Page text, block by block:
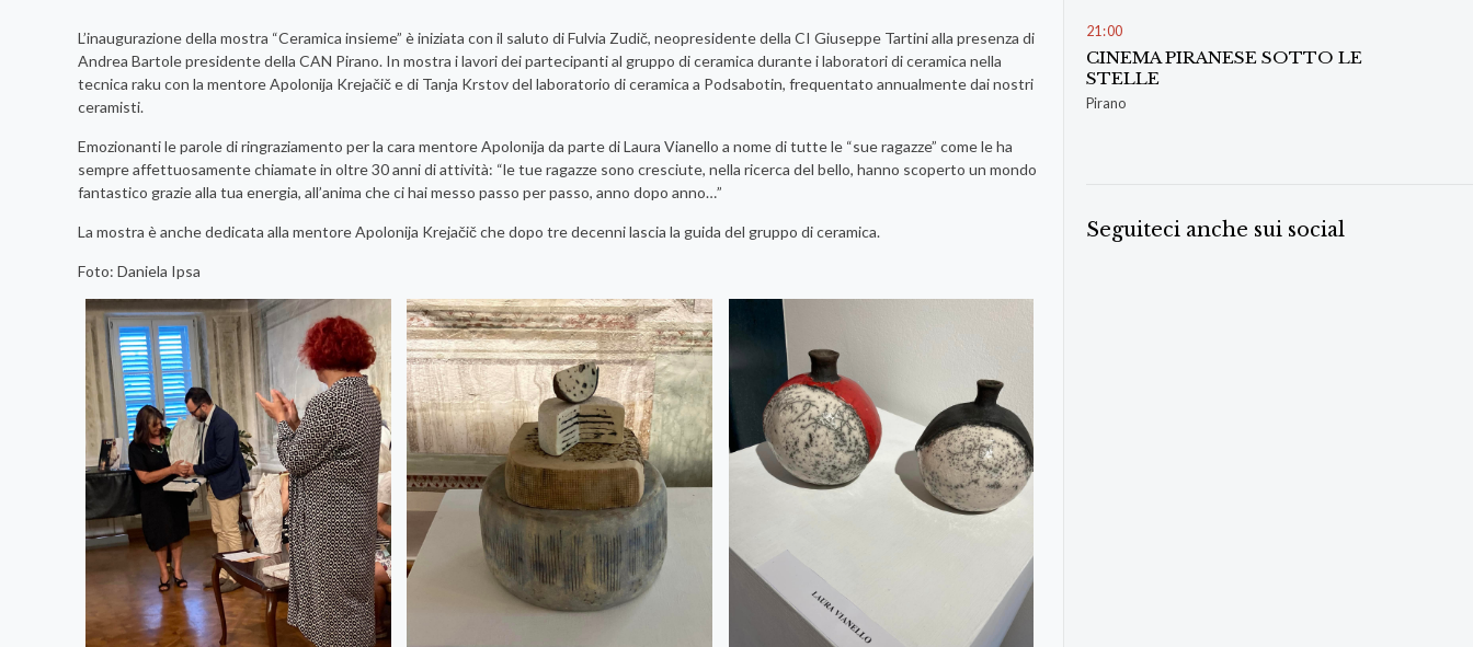
L’inaugurazione della mostra “Ceramica insieme” è iniziata con il saluto di Fulvia Zudič, neopresidente della CI Giuseppe Tartini alla presenza di
Andrea Bartole presidente della CAN Pirano. In mostra i lavori dei partecipanti al gruppo di ceramica durante i laboratori di ceramica nella
tecnica raku con la mentore Apolonija Krejačič e di Tanja Krstov del laboratorio di ceramica a Podsabotin, frequentato annualmente dai nostri
ceramisti.
Emozionanti le parole di ringraziamento per la cara mentore Apolonija da parte di Laura Vianello a nome di tutte le “sue ragazze” come le ha
sempre affettuosamente chiamate in oltre 30 anni di attività: “le tue ragazze sono cresciute, nella ricerca del bello, hanno scoperto un mondo
fantastico grazie alla tua energia, all’anima che ci hai messo passo per passo, anno dopo anno…”
La mostra è anche dedicata alla mentore Apolonija Krejačič che dopo tre decenni lascia la guida del gruppo di ceramica.
Foto: Daniela Ipsa
21 :00
CINEMA PIRANESE SOTTO LE
STELLE
Pirano
Seguiteci anche sui social